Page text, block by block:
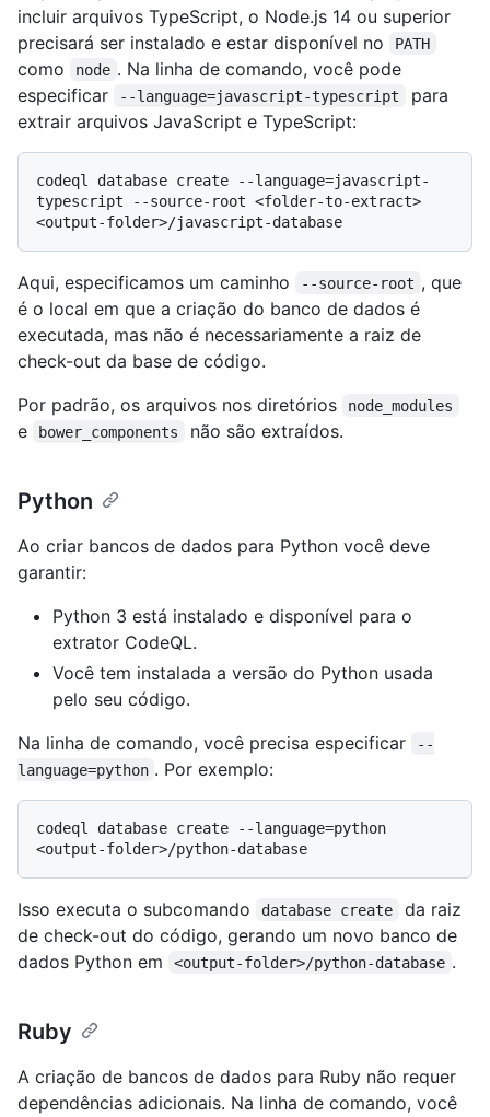
incluir arquivos TypeScript, o Node.js 14 ou superior
precisará ser instalado e estar disponível no
PATH
como node . Na linha de comando, você pode
especificar
--language=javascript-typescript
para
extrair arquivos JavaScript e TypeScript:
codeql database create --language=javascript-
typescript --source-root <folder-to-extract>
Aqui, especificamos um caminho --source-root , que
é o local em que a criação do banco de dados é
executada, mas não é necessariamente a raiz de
check-out da base de código.
Por padrão, os arquivos nos diretórios
node_modules
e bower_components não são extraídos.
Python
Ao criar bancos de dados para Python você deve
garantir:
Python 3 está instalado e disponível para o
extrator CodeQL.
Você tem instalada a versão do Python usada
pelo seu código.
Na linha de comando, você precisa especificar
--
language=python . Por exemplo:
codeql database create --language=python
Isso executa o subcomando database create
da raiz
de check-out do código, gerando um novo banco de
dados Python em
<output-folder>/python-database .
Ruby
A criação de bancos de dados para Ruby não requer
dependências adicionais. Na linha de comando, você